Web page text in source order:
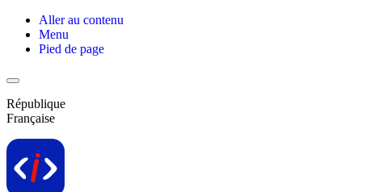
Aller au contenu
Menu
Pied de page
République
Française